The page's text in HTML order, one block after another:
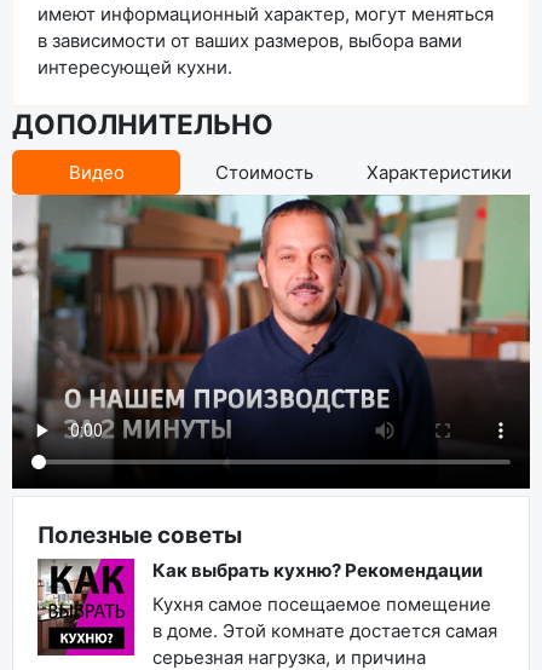
имеют информационный характер, могут меняться
в зависимости от ваших размеров, выбора вами
интересующей кухни.
ДОПОЛНИТЕЛЬНО
Видео Стоимость Характеристики
Полезные советы
Как выбрать кухню? Рекомендации
Кухня самое посещаемое помещение
в доме. Этой комнате достается самая
серьезная нагрузка, и причина